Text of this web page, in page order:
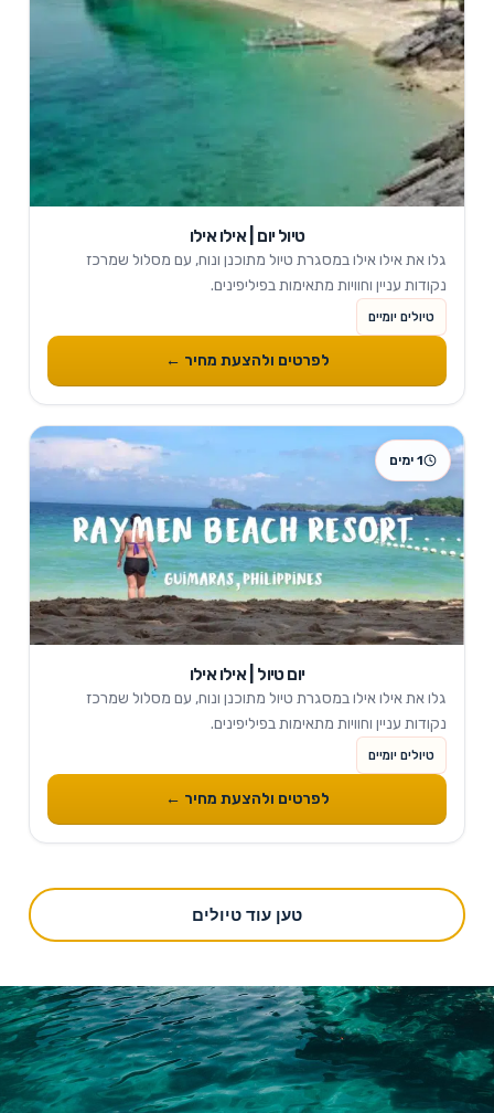
טיול יום | אילו אילו
גלו את אילו אילו במסגרת טיול מתוכנן ונוח, עם מסלול שמרכז
נקודות עניין וחוויות מתאימות בפיליפינים.
טיולים יומיים
לפרטים ולהצעת מחיר ←
1 ימים
יום טיול | אילו אילו
גלו את אילו אילו במסגרת טיול מתוכנן ונוח, עם מסלול שמרכז
נקודות עניין וחוויות מתאימות בפיליפינים.
טיולים יומיים
לפרטים ולהצעת מחיר ←
טען עוד טיולים